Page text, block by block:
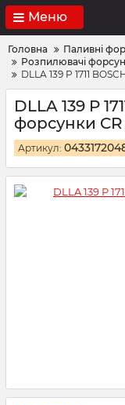
Меню
Головна
Паливні
Розпилювачі
DLLA 139 P 1711
DLLA 139 P
форсунки CR
Артикул: